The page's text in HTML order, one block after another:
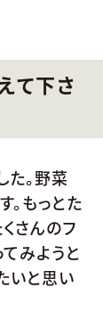
て下さ
。野菜
。もっとた
さんのフ
みようと
いと思い